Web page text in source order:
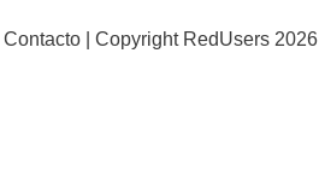
Contacto | Copyright RedUsers 2026